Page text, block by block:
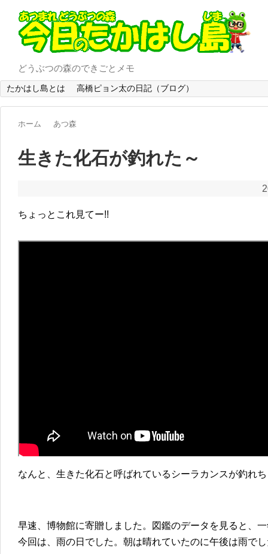
どうぶつの森のできごとメモ
たかはし島とは 高橋ピョン太の日記（ブログ）
ホーム あつ森
生きた化石が釣れた～
ちょっとこれ見てー!!
なんと、生きた化石と呼ばれているシーラカンスが釣れ
早速、博物館に寄贈しました。図鑑のデータを見ると、
今回は、雨の日でした。朝は晴れていたのに午後は雨で